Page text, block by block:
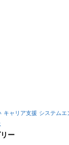
キャリア支援 システムエ
ー